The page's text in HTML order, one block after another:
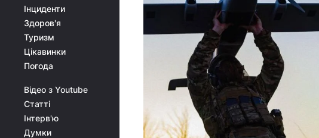
Інциденти
Здоров'я
Туризм
Цікавинки
Погода
Відео з Youtube
Статті
Інтерв'ю
Думки